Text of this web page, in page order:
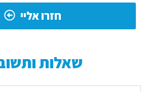
חזרו אליי
שאלות